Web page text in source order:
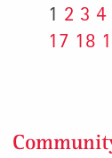
1 2 3 4
17 18